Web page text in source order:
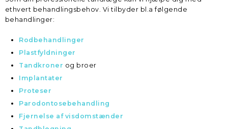
ethvert behandlingsbehov. Vi tilbyder bl.a følgende
behandlinger:
Rodbehandlinger
Plastfyldninger
Tandkroner og broer
​Implantater
Proteser
Parodontosebehandling
Fjernelse af visdomstænder